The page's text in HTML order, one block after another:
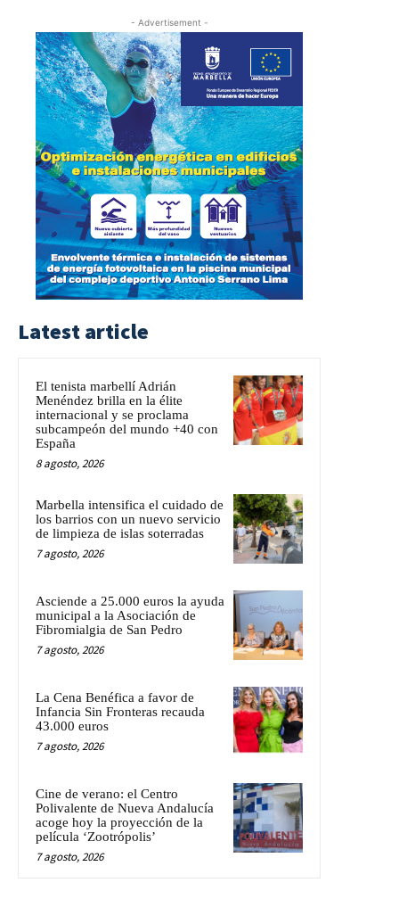
- Advertisement -
Latest article
El tenista marbellí Adrián
Menéndez brilla en la élite
internacional y se proclama
subcampeón del mundo +40 con
España
8 agosto, 2026
Marbella intensifica el cuidado de
los barrios con un nuevo servicio
de limpieza de islas soterradas
7 agosto, 2026
Asciende a 25.000 euros la ayuda
municipal a la Asociación de
Fibromialgia de San Pedro
7 agosto, 2026
La Cena Benéfica a favor de
Infancia Sin Fronteras recauda
43.000 euros
7 agosto, 2026
Cine de verano: el Centro
Polivalente de Nueva Andalucía
acoge hoy la proyección de la
película ‘Zootrópolis’
7 agosto, 2026